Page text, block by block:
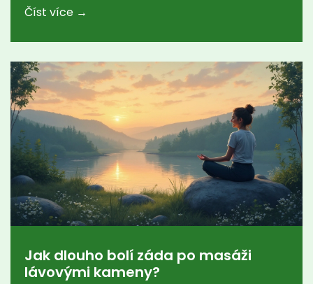
každodenním nepohodlím a proč je důležité
Číst více →
Jak dlouho bolí záda po masáži
lávovými kameny?